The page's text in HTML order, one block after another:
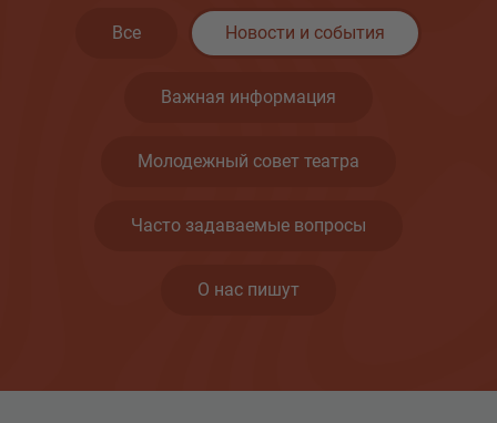
Все Новости и события
Важная информация
Молодежный совет театра
Часто задаваемые вопросы
О нас пишут